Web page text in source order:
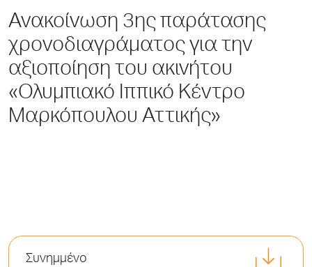
Ανακοίνωση 3ης παράτασης
χρονοδιαγράματος για την
αξιοποίηση του ακινήτου
«Ολυμπιακό Ιππικό Κέντρο
Μαρκόπουλου Αττικής»
Συνημμένο